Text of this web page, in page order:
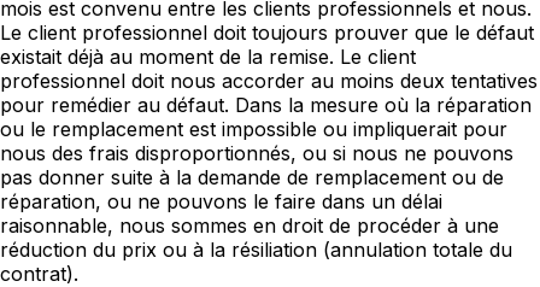
mois est convenu entre les clients professionnels et nous.
Le client professionnel doit toujours prouver que le défaut
existait déjà au moment de la remise. Le client
professionnel doit nous accorder au moins deux tentatives
pour remédier au défaut. Dans la mesure où la réparation
ou le remplacement est impossible ou impliquerait pour
nous des frais disproportionnés, ou si nous ne pouvons
pas donner suite à la demande de remplacement ou de
réparation, ou ne pouvons le faire dans un délai
raisonnable, nous sommes en droit de procéder à une
réduction du prix ou à la résiliation (annulation totale du
contrat).